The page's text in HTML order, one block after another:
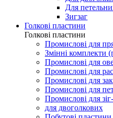
Для
Зигзаг
Голкові пластини
Голкові пластини
Промислові для
Змінні комплекти
Промислові для
Промислові для
Промислові для
Промислові для
Промислові для
для двоголкових